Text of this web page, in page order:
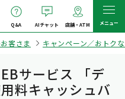
Q&A AIチャット 店舗・ATM メニュー
客さま キャンペーン／おトク
サービス 「デ
料キャッシュバ